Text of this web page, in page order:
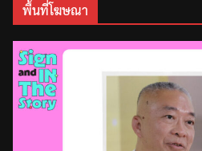
พื้นที่โฆษณา